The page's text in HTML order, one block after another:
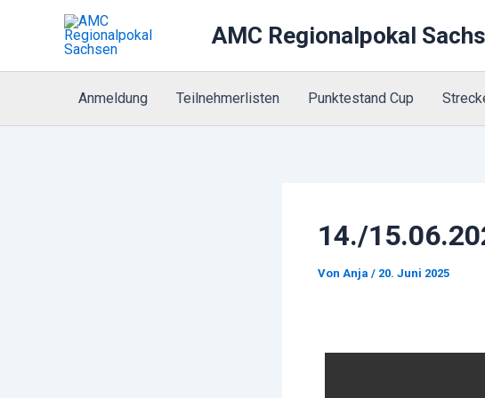
AMC Regionalpokal
Anmeldung Teilnehmerlisten Punktestand Cup
14./
Von Anja / 20. Juni 2025